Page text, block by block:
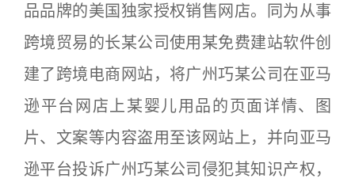
品品牌的美国独家授权销售网店。同为从事
跨境贸易的长某公司使用某免费建站软件创
建了跨境电商网站，将广州巧某公司在亚马
逊平台网店上某婴儿用品的页面详情、图
片、文案等内容盗用至该网站上，并向亚马
逊平台投诉广州巧某公司侵犯其知识产权，